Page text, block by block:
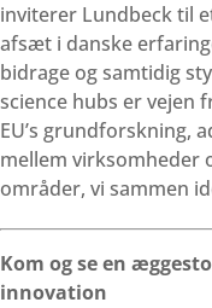
inviterer Lundbeck til
afsæt i danske
bidrage og samtidig
science hubs er vejen
EU’s grundforskning,
mellem virksomheder
områder, vi sammen
Kom og se en
innovation